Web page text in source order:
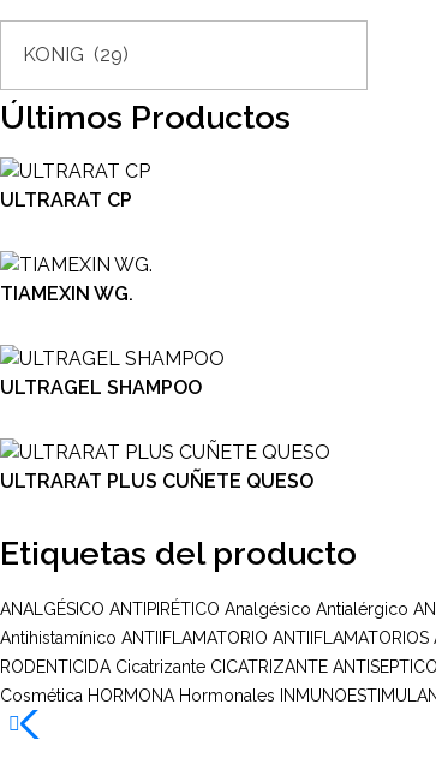
Últimos Productos
ULTRARAT CP
TIAMEXIN WG.
ULTRAGEL SHAMPOO
ULTRARAT PLUS CUÑETE QUESO
Etiquetas del producto
ANALGÉSICO ANTIPIRÉTICO Analgésico Antialérgico
Antihistamínico ANTIIFLAMATORIO ANTIIFLAMATORIOS
RODENTICIDA Cicatrizante CICATRIZANTE ANTISEPTICO
Cosmética HORMONA Hormonales